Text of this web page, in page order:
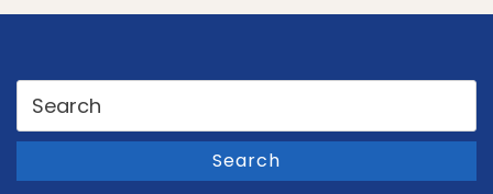
Search
for:
Search